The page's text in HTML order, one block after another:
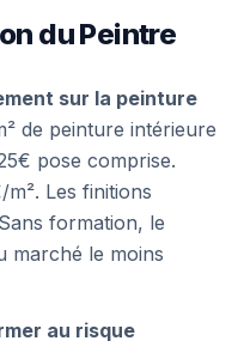
du Peintre
sur la peinture
de peinture intérieure
pose comprise.
Les finitions
formation, le
marché le moins
au risque